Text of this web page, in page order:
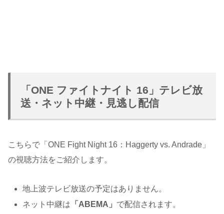
「ONE ファイトナイト 16」テレビ放
送・ネット中継・見逃し配信
こちらで「ONE Fight Night 16：Haggerty vs. Andrade」
の視聴方法をご紹介します。
地上波テレビ放送の予定はありません。
ネット中継は 「ABEMA」 で配信されます。